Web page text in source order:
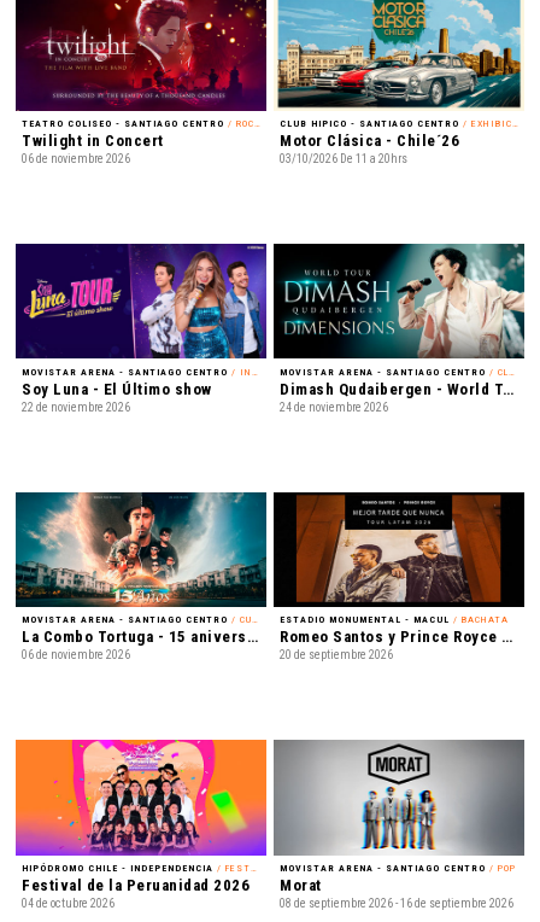
TEATRO COLISEO - SANTIAGO CENTRO / ROCK ALTERNATIVO
Twilight in Concert
06 de noviembre 2026
CLUB HIPICO - SANTIAGO CENTRO / EXHIBICIÓN
Motor Clásica - Chile´26
03/10/2026 De 11 a 20hrs
MOVISTAR ARENA - SANTIAGO CENTRO / INFANTIL
Soy Luna - El Último show
22 de noviembre 2026
MOVISTAR ARENA - SANTIAGO CENTRO / CLASSICAL CROSSOVER
Dimash Qudaibergen - World Tour: Dimensions
24 de noviembre 2026
MOVISTAR ARENA - SANTIAGO CENTRO / CUMBIA
La Combo Tortuga - 15 aniversario
06 de noviembre 2026
ESTADIO MONUMENTAL - MACUL / BACHATA
Romeo Santos y Prince Royce - Mejor Tarde que Nunca
20 de septiembre 2026
HIPÓDROMO CHILE - INDEPENDENCIA / FESTIVAL
Festival de la Peruanidad 2026
04 de octubre 2026
MOVISTAR ARENA - SANTIAGO CENTRO / POP
Morat
08 de septiembre 2026 - 16 de septiembre 2026